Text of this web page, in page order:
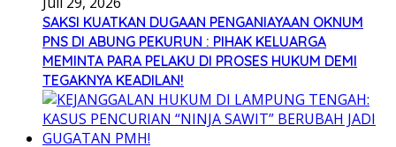
SAKSI KUATKAN DUGAAN PENGANIAYAAN OKNUM
PNS DI ABUNG PEKURUN : PIHAK KELUARGA
MEMINTA PARA PELAKU DI PROSES HUKUM DEMI
TEGAKNYA KEADILAN!